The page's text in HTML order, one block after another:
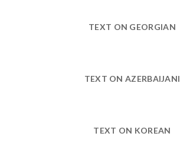
TEXT ON GEORGIAN
TEXT ON AZERBAIJANI
TEXT ON KOREAN